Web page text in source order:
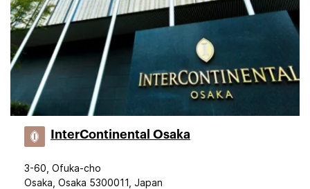
InterContinental Osaka
3-60, Ofuka-cho
Osaka, Osaka 5300011, Japan